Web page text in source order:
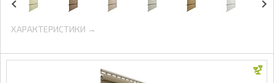
ХАРАКТЕРИСТИКИ →